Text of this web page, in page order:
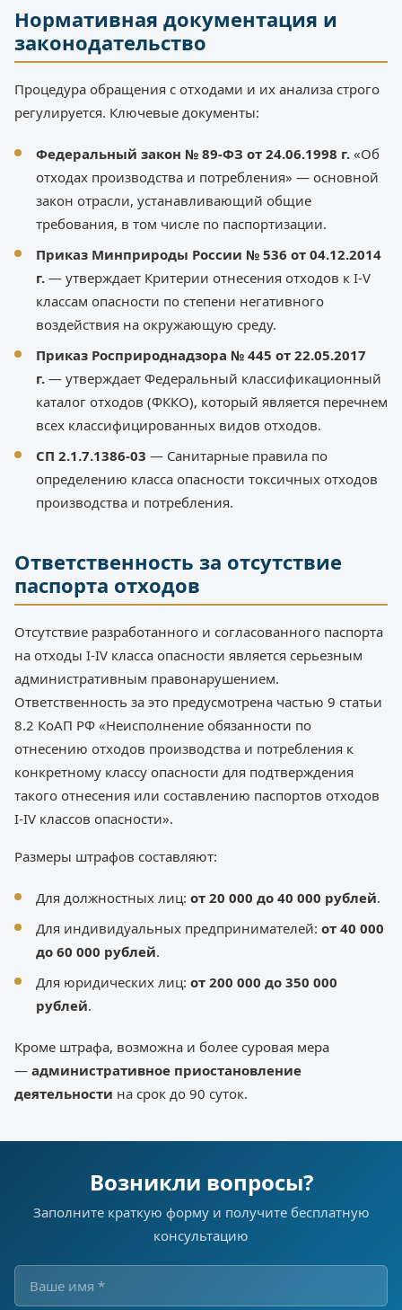
Нормативная документация и
законодательство
Процедура обращения с отходами и их анализа строго
регулируется. Ключевые документы:
Федеральный закон № 89-ФЗ от 24.06.1998 г. «Об
отходах производства и потребления» — основной
закон отрасли, устанавливающий общие
требования, в том числе по паспортизации.
Приказ Минприроды России № 536 от 04.12.2014
г. — утверждает Критерии отнесения отходов к I-V
классам опасности по степени негативного
воздействия на окружающую среду.
Приказ Росприроднадзора № 445 от 22.05.2017
г. — утверждает Федеральный классификационный
каталог отходов (ФККО), который является перечнем
всех классифицированных видов отходов.
СП 2.1.7.1386-03 — Санитарные правила по
определению класса опасности токсичных отходов
производства и потребления.
Ответственность за отсутствие
паспорта отходов
Отсутствие разработанного и согласованного паспорта
на отходы I-IV класса опасности является серьезным
административным правонарушением.
Ответственность за это предусмотрена частью 9 статьи
8.2 КоАП РФ «Неисполнение обязанности по
отнесению отходов производства и потребления к
конкретному классу опасности для подтверждения
такого отнесения или составлению паспортов отходов
I-IV классов опасности».
Размеры штрафов составляют:
Для должностных лиц: от 20 000 до 40 000 рублей.
Для индивидуальных предпринимателей: от 40 000
до 60 000 рублей.
Для юридических лиц: от 200 000 до 350 000
рублей.
Кроме штрафа, возможна и более суровая мера
— административное приостановление
деятельности на срок до 90 суток.
Возникли вопросы?
Заполните краткую форму и получите бесплатную
консультацию